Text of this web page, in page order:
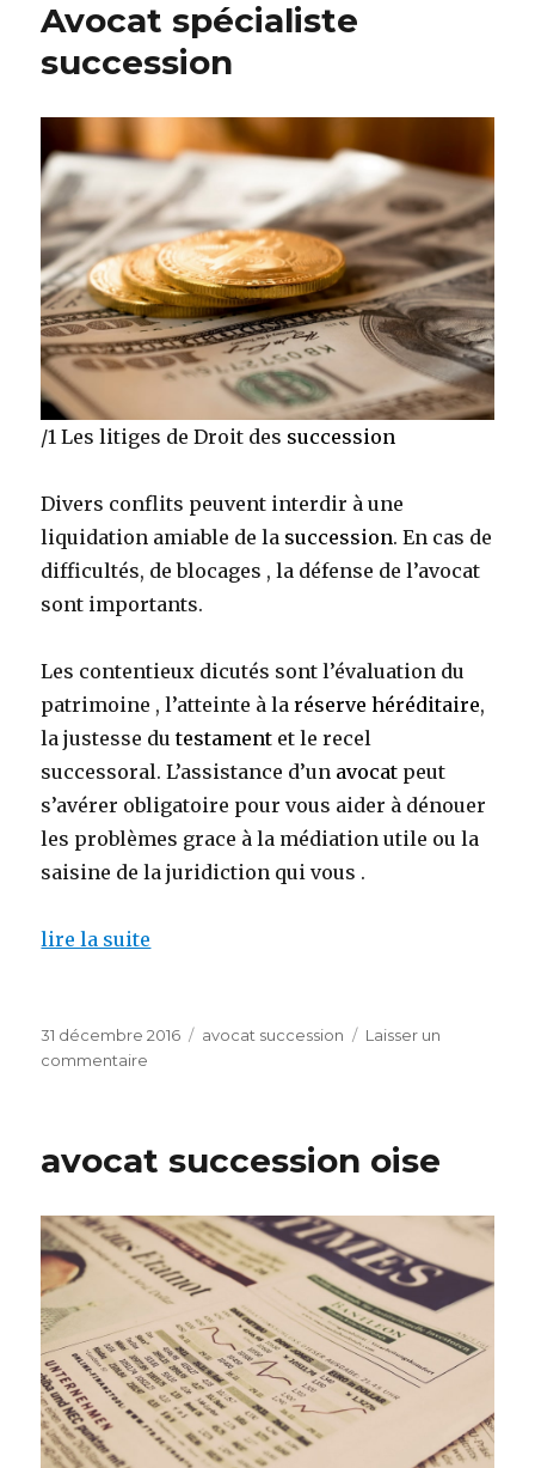
succession
Avocat spécialiste
succession
/1 Les litiges de Droit des succession
Divers conflits peuvent interdir à une
liquidation amiable de la succession. En cas de
difficultés, de blocages , la défense de l’avocat
sont importants.
Les contentieux dicutés sont l’évaluation du
patrimoine , l’atteinte à laréserve héréditaire,
la justesse dutestament et le recel
successoral. L’assistance d’un avocat peut
s’avérer obligatoire pour vous aider à dénouer
les problèmes grace à la médiation utile ou la
saisine de la juridiction qui vous .
lire la suite
Publié
le
31 décembre 2016 Catégories
avocat succession
Laisser un
commentaire
avocat succession oise